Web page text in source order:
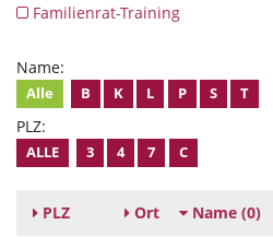
Familienrat-Training
Name:
Alle B K L P S T
PLZ:
ALLE 3 4 7 C
PLZ Ort Name (0)